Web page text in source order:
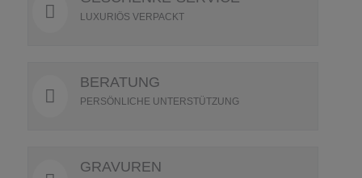
LUXURIÖS VERPACKT
BERATUNG
PERSÖNLICHE UNTERSTÜTZUNG
GRAVUREN